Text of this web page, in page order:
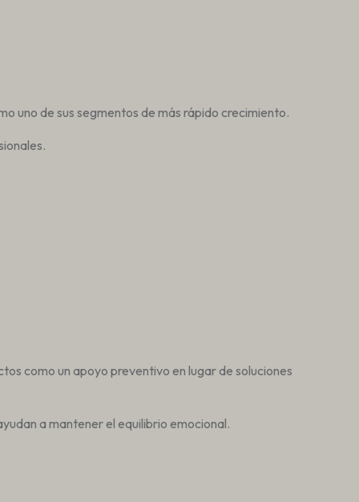
uno de sus segmentos de más rápido crecimiento.
como un apoyo preventivo en lugar de soluciones
a mantener el equilibrio emocional.